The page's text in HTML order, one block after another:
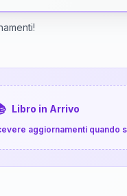
Libro in Arrivo
aggiornamenti quando